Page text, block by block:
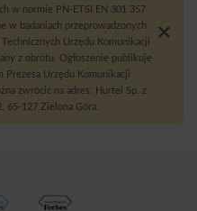
w normie PN-ETSI EN 301 357
w badaniach przeprowadzonych
Urzędu Komunikacji
z obrotu. Ogłoszenie publikuje
Prezesa Urzędu Komunikacji
zwrócić na adres: Hurtel Sp. z
65-127 Zielona Góra.